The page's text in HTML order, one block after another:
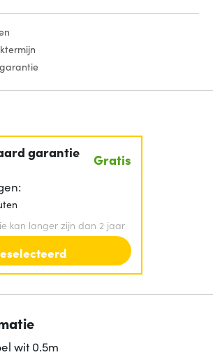
garantie Gratis
kan langer zijn dan 2 jaar
wit 0.5m